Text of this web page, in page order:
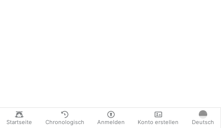
Startseite Chronologisch Anmelden Konto erstellen Deutsch